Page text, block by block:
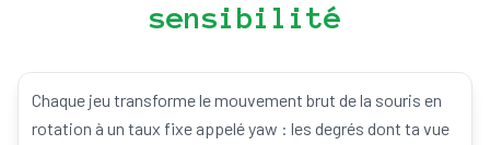
sensibilité
Chaque jeu transforme le mouvement brut de la souris en
rotation à un taux fixe appelé yaw : les degrés dont ta vue